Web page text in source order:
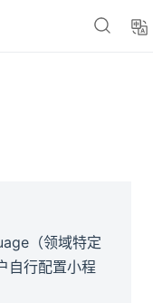
（领域特定
自行配置小程
程序容器。能够让任